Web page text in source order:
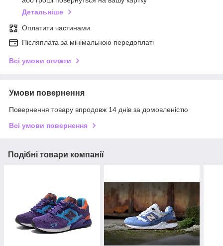
Детальніше
Оплатити частинами
Післяплата за мінімальною передоплаті
Всі умови оплати
Умови повернення
Повернення товару впродовж 14 днів за домовленістю
Всі умови повернення
Подібні товари компанії